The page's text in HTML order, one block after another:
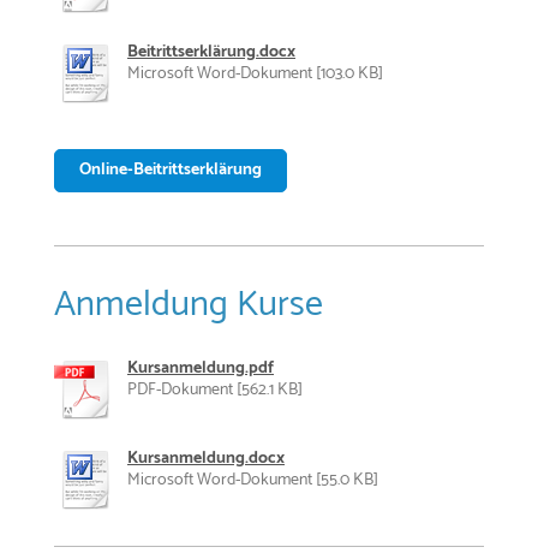
Beitrittserklärung.docx
Microsoft Word-Dokument [103.0 KB]
Online-Beitrittserklärung
Anmeldung Kurse
Kursanmeldung.pdf
PDF-Dokument [562.1 KB]
Kursanmeldung.docx
Microsoft Word-Dokument [55.0 KB]